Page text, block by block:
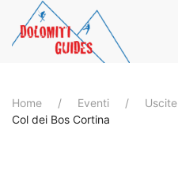
Skip to main content
Home Eventi Uscite
Col dei Bos Cortina